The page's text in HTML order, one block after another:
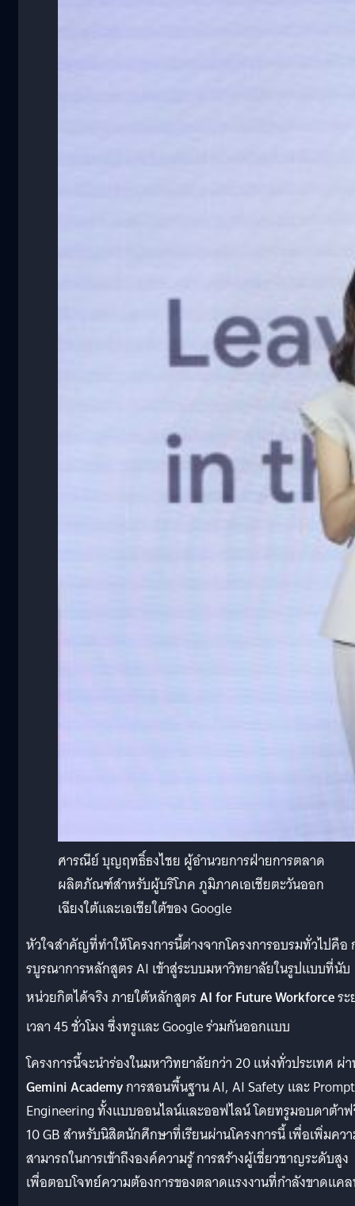
ศารณีย์ บุญฤทธิ์ธงไชย ผู้อำนวยการฝ่ายการตลาด
ผลิตภัณฑ์สำหรับผู้บริโภค ภูมิภาคเอเชียตะวันออก
เฉียงใต้และเอเชียใต้ของ Google
หัวใจสำคัญที่ทำให้โครงการนี้ต่างจากโครงการอบรมทั่วไปคือ
รบูรณาการหลักสูตร AI เข้าสู่ระบบมหาวิทยาลัยในรูปแบบที่นับ
หน่วยกิตได้จริงภายใต้หลักสูตรAI for Future Workforceร
เวลา 45 ชั่วโมง ซึ่งทรูและ Google ร่วมกันออกแบบ
โครงการนี้จะนำร่องในมหาวิทยาลัยกว่า 20 แห่งทั่วประเทศ ผ่
Gemini Academyการสอนพื้นฐาน AI, AI Safety และ Prompt
Engineering ทั้งแบบออนไลน์และออฟไลน์ โดยทรูมอบดาต้า
10 GB สำหรับนิสิตนักศึกษาที่เรียนผ่านโครงการนี้ เพื่อเพิ่มคว
สามารถในการเข้าถึงองค์ความรู้ การสร้างผู้เชี่ยวชาญระดับสูง
เพื่อตอบโจทย์ความต้องการของตลาดแรงงานที่กำลังขาดแค